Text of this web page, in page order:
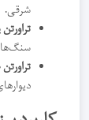
شرقی.
تراورتن